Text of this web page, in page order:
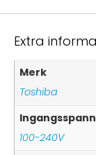
Extra
Merk
Toshiba
100-240V